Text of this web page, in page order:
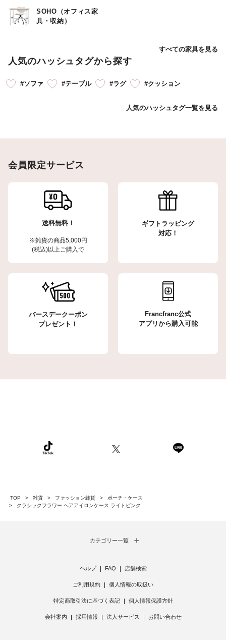
SOHO（オフィス家
具・収納）
すべての家具を見る
人気のハッシュタグから探す
#ソファ #テーブル #ラグ #クッション
人気のハッシュタグ一覧を見る
会員限定サービス
送料無料！
※雑貨の商品5,000円
(税込)以上ご購入で
ギフトラッピング
対応！
バースデークーポン
プレゼント！
Francfranc公式
アプリから購入可能
TOP 雑貨 ファッション雑貨
ポーチ・ケース
クラシックフラワー ヘアアイロンケース ライトピンク
カテゴリー一覧
ヘルプ FAQ 店舗検索
ご利用規約 個人情報の取扱い
特定商取引法に基づく表記 個人情報保護方針
会社案内 採用情報 法人サービス お問い合わせ